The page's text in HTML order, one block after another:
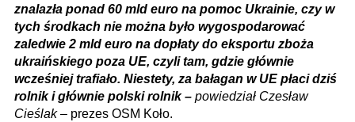
znalazła ponad 60 mld euro na pomoc Ukrainie, czy w
tych środkach nie można było wygospodarować
zaledwie 2 mld euro na dopłaty do eksportu zboża
ukraińskiego poza UE, czyli tam, gdzie głównie
wcześniej trafiało. Niestety, za bałagan w UE płaci dziś
rolnik i głównie polski rolnik – powiedział Czesław
Cieślak– prezes OSM Koło.